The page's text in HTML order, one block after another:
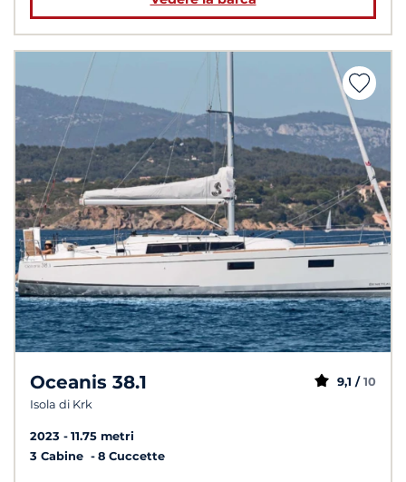
Oceanis 38.1
Isola di Krk
9,1 / 10
2023
11.75 metri
3 Cabine
8 Cuccette